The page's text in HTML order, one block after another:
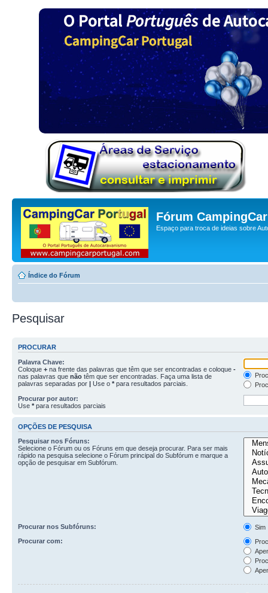
Fórum
Espaço para troca de ideias sobre
Índice do Fórum
Pesquisar
PROCURAR
Palavra Chave:
Coloque + na frente das palavras que têm que ser encontradas e coloque -
nas palavras que não têm que ser encontradas. Faça uma lista de
palavras separadas por | Use o * para resultados parciais.
Procurar por autor:
Use * para resultados parciais
OPÇÕES DE PESQUISA
Pesquisar nos Fóruns:
Selecione o Fórum ou os Fóruns em que deseja procurar. Para ser mais
rápido na pesquisa selecione o Fórum principal do Subfórum e marque a
opção de pesquisar em Subfórum.
Procurar nos Subfóruns:
Sim
Procurar com: